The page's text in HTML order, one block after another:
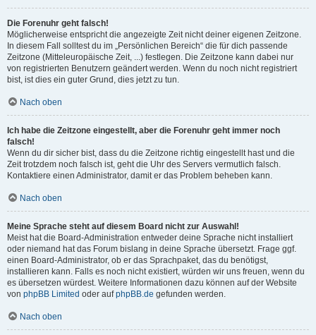
Die Forenuhr geht falsch!
Möglicherweise entspricht die angezeigte Zeit nicht deiner eigenen Zeitzone.
In diesem Fall solltest du im „Persönlichen Bereich“ die für dich passende
Zeitzone (Mitteleuropäische Zeit, ...) festlegen. Die Zeitzone kann dabei nur
von registrierten Benutzern geändert werden. Wenn du noch nicht registriert
bist, ist dies ein guter Grund, dies jetzt zu tun.
Nach oben
Ich habe die Zeitzone eingestellt, aber die Forenuhr geht immer noch
falsch!
Wenn du dir sicher bist, dass du die Zeitzone richtig eingestellt hast und die
Zeit trotzdem noch falsch ist, geht die Uhr des Servers vermutlich falsch.
Kontaktiere einen Administrator, damit er das Problem beheben kann.
Nach oben
Meine Sprache steht auf diesem Board nicht zur Auswahl!
Meist hat die Board-Administration entweder deine Sprache nicht installiert
oder niemand hat das Forum bislang in deine Sprache übersetzt. Frage ggf.
einen Board-Administrator, ob er das Sprachpaket, das du benötigst,
installieren kann. Falls es noch nicht existiert, würden wir uns freuen, wenn du
es übersetzen würdest. Weitere Informationen dazu können auf der Website
von phpBB Limited oder aufphpBB.de gefunden werden.
Nach oben